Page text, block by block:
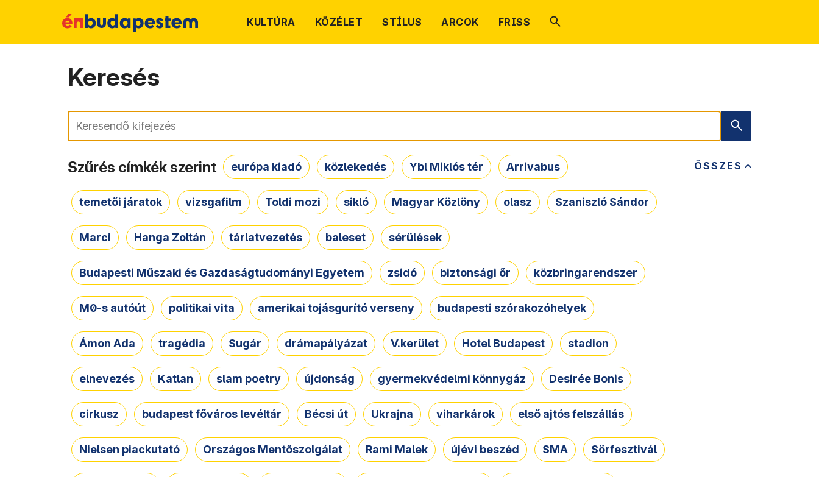
KULTÚRA KÖZÉLET STÍLUS ARCOK FRISS
Keresés
Keresés
ÖSSZES
Szűrés címkék szerint európa kiadó közlekedés Ybl Miklós tér Arrivabus
temetői járatok vizsgafilm Toldi mozi sikló Magyar Közlöny olasz Szaniszló Sándor
Marci Hanga Zoltán tárlatvezetés baleset sérülések
Budapesti Műszaki és Gazdaságtudományi Egyetem zsidó biztonsági őr közbringarendszer
M0-s autóút politikai vita amerikai tojásgurító verseny budapesti szórakozóhelyek
Ámon Ada tragédia Sugár drámapályázat V.kerület Hotel Budapest stadion
elnevezés Katlan slam poetry újdonság gyermekvédelmi könnygáz Desirée Bonis
cirkusz budapest főváros levéltár Bécsi út Ukrajna viharkárok első ajtós felszállás
Nielsen piackutató Országos Mentőszolgálat Rami Malek újévi beszéd SMA Sörfesztivál